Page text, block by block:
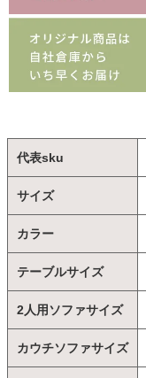
代表sku
サイズ
カラー
テーブルサイズ
2人用ソファサイズ
カウチソファサイズ